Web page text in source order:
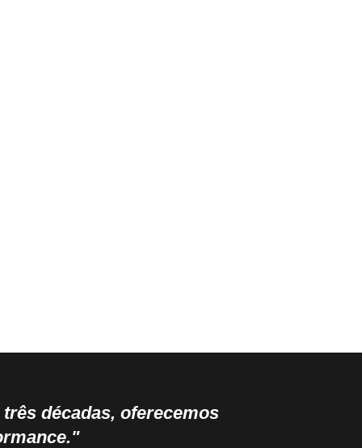
décadas, oferecemos